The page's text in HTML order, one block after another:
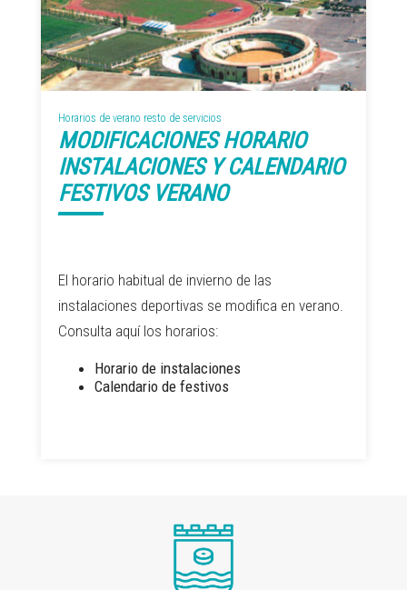
Horarios de verano resto de servicios
MODIFICACIONES HORARIO
INSTALACIONES Y CALENDARIO
FESTIVOS VERANO
El horario habitual de invierno de las
instalaciones deportivas se modifica en verano.
Consulta aquí los horarios:
Horario de instalaciones
Calendario de festivos